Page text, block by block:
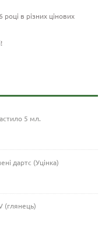
в різних цінових
5 мл.
дартс (Уцінка)
(глянець)